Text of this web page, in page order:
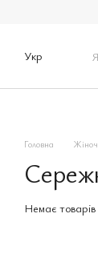
Укр
Головна
Немає товарів